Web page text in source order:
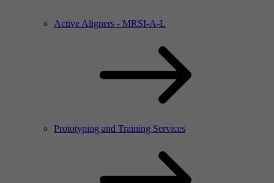
Active Aligners - MRSI-A-L
Prototyping and Training Services